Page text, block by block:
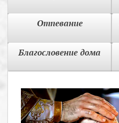
Отпевание
Благословение дома